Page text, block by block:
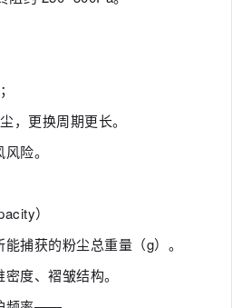
，更换周期更长。
险。
）
捕获的粉尘总重量（g）。
度、褶皱结构。